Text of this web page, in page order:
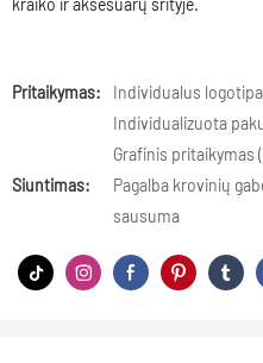
kraiko ir aksesuarų srityje.
Pritaikymas:
Individualus
Individualizuota
Grafinis pritaikymas
Siuntimas:
Pagalba krovinių
sausuma